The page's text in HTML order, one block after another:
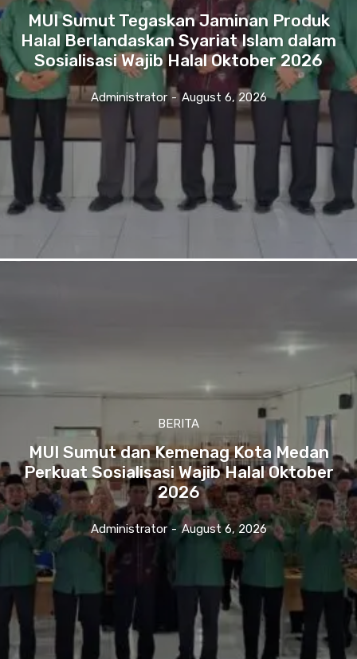
MUI Sumut Tegaskan Jaminan Produk
Halal Berlandaskan Syariat Islam dalam
Sosialisasi Wajib Halal Oktober 2026
Administrator - August 6, 2026
BERITA
MUI Sumut dan Kemenag Kota Medan
Perkuat Sosialisasi Wajib Halal Oktober
2026
Administrator - August 6, 2026